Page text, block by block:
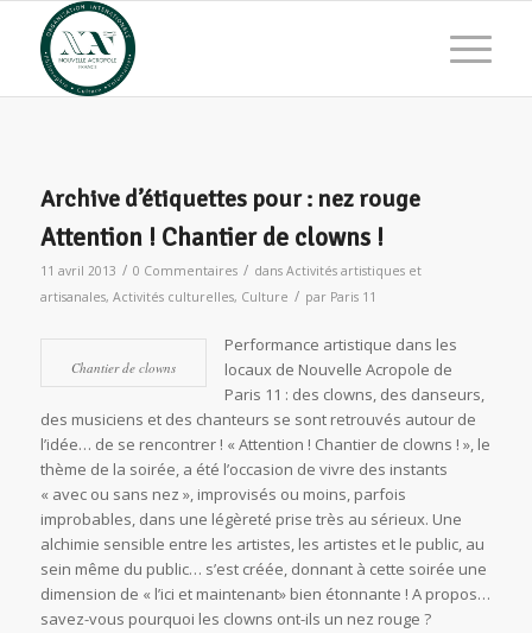
Archive d’étiquettes pour : nez rouge
Attention ! Chantier de clowns !
11 avril 2013 / 0 Commentaires / dans Activités artistiques et
artisanales, Activités culturelles, Culture / par Paris 11
Chantier de clowns
Performance artistique dans les
locaux de Nouvelle Acropole de
Paris 11 : des clowns, des danseurs,
des musiciens et des chanteurs se sont retrouvés autour de
l’idée… de se rencontrer ! « Attention ! Chantier de clowns ! », le
thème de la soirée, a été l’occasion de vivre des instants
« avec ou sans nez », improvisés ou moins, parfois
improbables, dans une légèreté prise très au sérieux. Une
alchimie sensible entre les artistes, les artistes et le public, au
sein même du public… s’est créée, donnant à cette soirée une
dimension de « l’ici et maintenant» bien étonnante ! A propos…
savez-vous pourquoi les clowns ont-ils un nez rouge ?